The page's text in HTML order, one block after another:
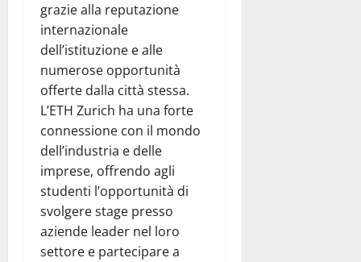
grazie alla reputazione
internazionale
dell’istituzione e alle
numerose opportunità
offerte dalla città stessa.
L’ETH Zurich ha una forte
connessione con il mondo
dell’industria e delle
imprese, offrendo agli
studenti l’opportunità di
svolgere stage presso
aziende leader nel loro
settore e partecipare a